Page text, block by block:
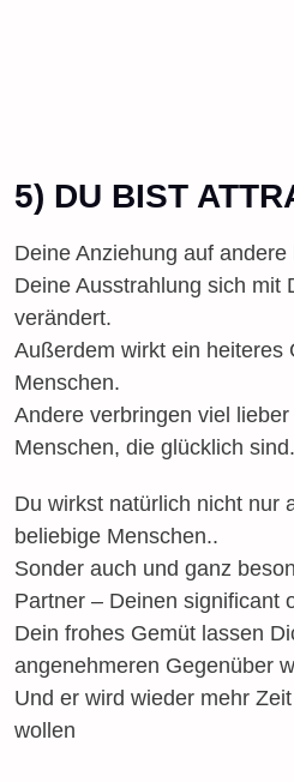
5) DU BIST
Deine Anziehung auf andere
Deine Ausstrahlung sich mit
verändert.
Außerdem wirkt ein heiteres
Menschen.
Andere verbringen viel
Menschen, die glücklich sind.
Du wirkst natürlich nicht nur
beliebige Menschen..
Sonder auch und ganz
Partner – Deinen significant
Dein frohes Gemüt lassen
angenehmeren Gegenüber
Und er wird wieder mehr
wollen